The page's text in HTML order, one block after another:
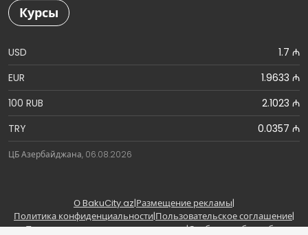
Курсы
USD
1.7 ₼
EUR
1.9633 ₼
100 RUB
2.1023 ₼
TRY
0.0357 ₼
ЦБ Азербайджана, 06.08.2026
О BakuCity.az|Размещение рекламы|
Политика конфиденциальности|Пользовательское соглашение|
Правила использования материалов|Сообщить об ошибке